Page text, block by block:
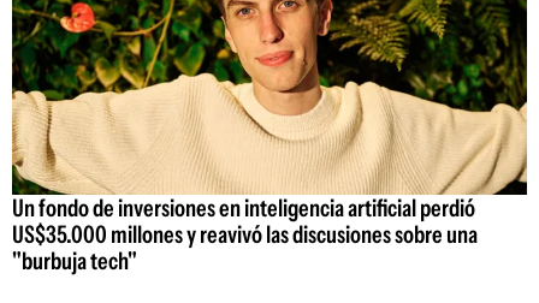
Un fondo de inversiones en inteligencia artificial perdió
US$35.000 millones y reavivó las discusiones sobre una
"burbuja tech"